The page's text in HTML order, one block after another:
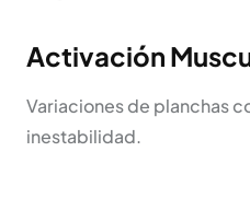
Activación
Variaciones de planchas
inestabilidad.